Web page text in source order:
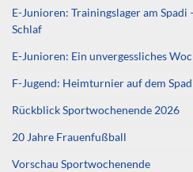
E-Junioren: Trainingslager am
Schlaf
E-Junioren: Ein unvergessliches
F-Jugend: Heimturnier auf dem
Rückblick Sportwochenende 2026
20 Jahre Frauenfußball
Vorschau Sportwochenende